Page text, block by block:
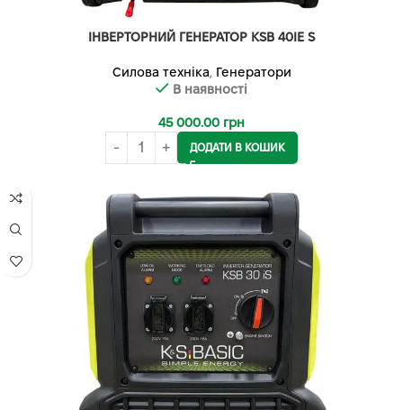
ІНВЕРТОРНИЙ ГЕНЕРАТОР KSB 40IE S
Силова техніка, Генератори
В наявності
45 000.00 грн
ДОДАТИ В КОШИК